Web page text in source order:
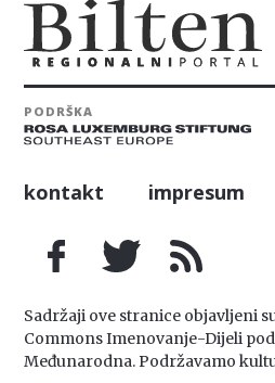
PODRŠKA
kontakt impresum
Sadržaji ove stranice objavljeni
Commons Imenovanje-Dijeli
Međunarodna. Podržavamo